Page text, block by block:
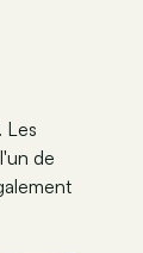
Les
de